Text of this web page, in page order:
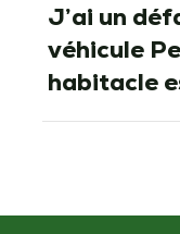
J’ai un
véhicule
habitacle